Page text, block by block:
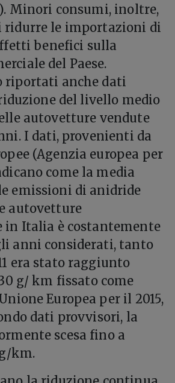
). Minori consumi, inoltre,
ridurre le importazioni di
benefici sulla
del Paese.
riportati anche dati
del livello medio
autovetture vendute
I dati, provenienti da
(Agenzia europea per
come la media
emissioni di anidride
autovetture
Italia è costantemente
anni considerati, tanto
era stato raggiunto
g/ km fissato come
Europea per il 2015,
dati provvisori, la
scesa fino a
km.